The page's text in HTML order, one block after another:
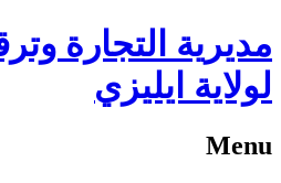
مديرية التجارة
لولاية ايليزي
Menu